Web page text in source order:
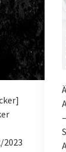
2023